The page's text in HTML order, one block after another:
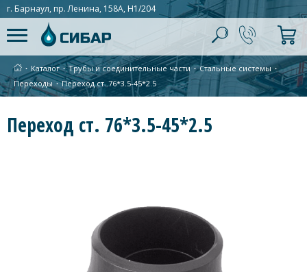
г. Барнаул, пр. Ленина, 158А, Н1/204
∙ Каталог ∙Трубы и соединительные части ∙Стальные системы ∙
Переходы ∙Переход ст. 76*3.5-45*2.5
Переход ст. 76*3.5-45*2.5